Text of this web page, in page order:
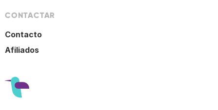
CONTACTAR
Contacto
Afiliados